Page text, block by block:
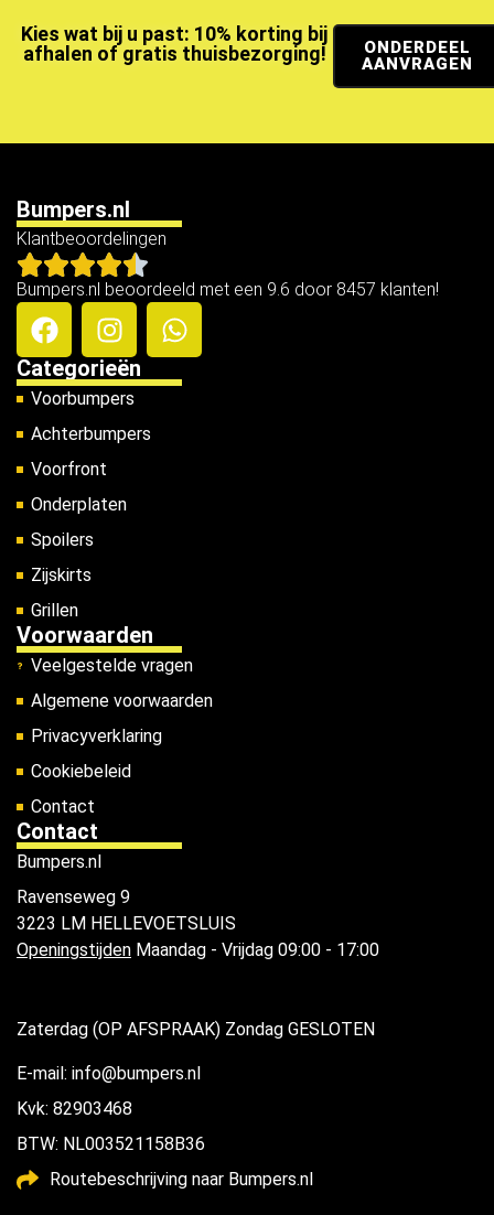
Kies wat bij u past: 10% korting bij
afhalen of gratis thuisbezorging!
ONDERDEEL
AANVRAGEN
Bumpers.nl
Klantbeoordelingen
Bumpers.nl beoordeeld met een 9.6 door 8457 klanten!
Categorieën
Voorbumpers
Achterbumpers
Voorfront
Onderplaten
Spoilers
Zijskirts
Grillen
Voorwaarden
Veelgestelde vragen
Algemene voorwaarden
Privacyverklaring
Cookiebeleid
Contact
Contact
Bumpers.nl
Ravenseweg 9
3223 LM HELLEVOETSLUIS
Openingstijden Maandag - Vrijdag 09:00 - 17:00
Zaterdag (OP AFSPRAAK) Zondag GESLOTEN
E-mail: info@bumpers.nl
Kvk: 82903468
BTW: NL003521158B36
Routebeschrijving naar Bumpers.nl